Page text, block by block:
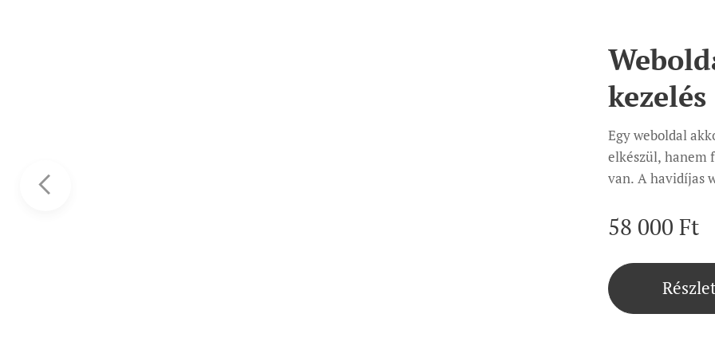
Egy weboldal
elkészül, hanem
van. A havidíjas
működtetésének
amely biztosítja,
naprakész,
szolgáltatás tartalma Rendszeres technikai
58 000 Ft